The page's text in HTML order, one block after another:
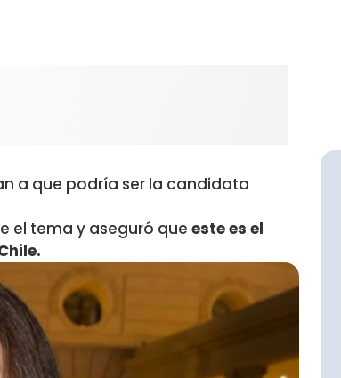
a que podría ser la candidata
el tema y aseguró que este es el